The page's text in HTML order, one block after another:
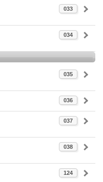
033
034
035
036
037
038
124